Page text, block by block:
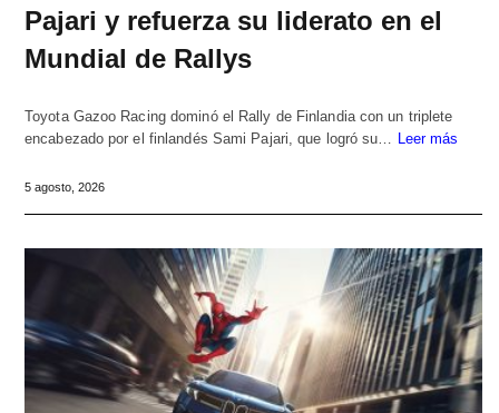
Pajari y refuerza su liderato en el
Mundial de Rallys
Toyota Gazoo Racing dominó el Rally de Finlandia con un triplete
encabezado por el finlandés Sami Pajari, que logró su… Leer más
5 agosto, 2026